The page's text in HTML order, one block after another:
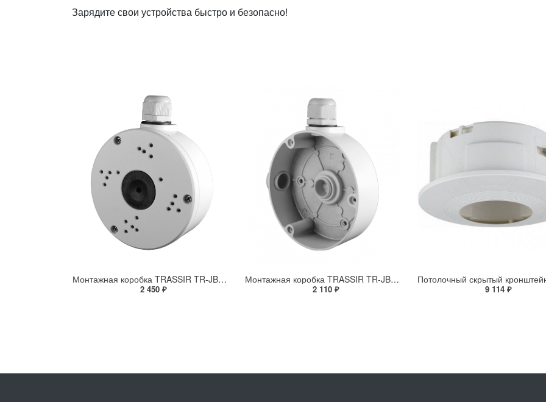
Зарядите свои устройства быстро и безопасно!
Монтажная коробка TRASSIR TR-JB306
2 450 ₽
Монтажная коробка TRASSIR TR-JB303
2 110 ₽ 9 114 ₽